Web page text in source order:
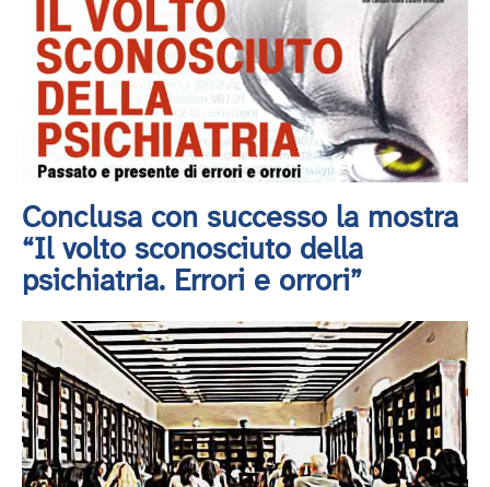
Conclusa con successo la mostra
“Il volto sconosciuto della
psichiatria. Errori e orrori”